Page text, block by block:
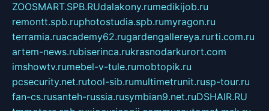
ZOOSMART.SPB.RUdalakony.rumedikijob.ru
remontt.spb.ruphotostudia.spb.rumyragon.ru
terramia.ruacademy62.rugardengallereya.rurti.com.ru
artem-news.rubiserinca.rukrasnodarkurort.com
imshowtv.rumebel-v-tule.rumobtopik.ru
pcsecurity.net.rutool-sib.rumultimetrunit.rusp-tour.ru
fan-cs.rusanteh-russia.rusymbian9.net.ruDSHAIR.RU